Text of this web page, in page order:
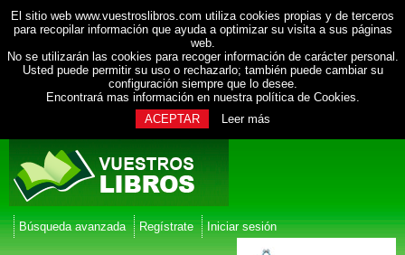
El sitio web www.vuestroslibros.com utiliza cookies propias y de terceros
para recopilar información que ayuda a optimizar su visita a sus páginas
web.
No se utilizarán las cookies para recoger información de carácter personal.
Usted puede permitir su uso o rechazarlo; también puede cambiar su
configuración siempre que lo desee.
Encontrará mas información en nuestra política de Cookies.
ACEPTAR
Leer más
Búsqueda avanzada Regístrate Iniciar sesión